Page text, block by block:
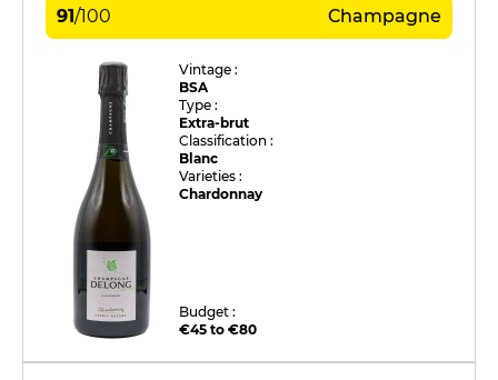
91/100 Champagne
Vintage :
BSA
Type :
Extra-brut
Classification :
Blanc
Varieties :
Chardonnay
Budget :
€45 to €80